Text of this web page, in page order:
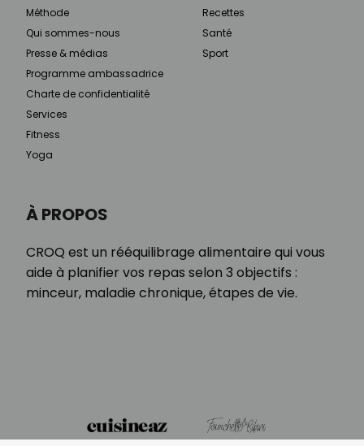
À PROPOS
CROQ est un rééquilibrage alimentaire qui vous
aide à planifier vos repas selon 3 objectifs :
minceur, maladie chronique, étapes de vie.
Méthode
Qui sommes-nous
Presse & médias
Programme ambassadrice
Charte de confidentialité
Services
Fitness
Yoga
Recettes
Santé
Sport